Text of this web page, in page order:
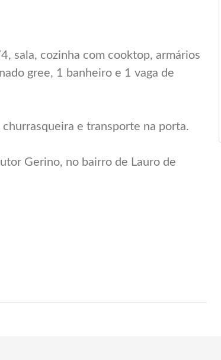
sala, cozinha com cooktop, armários
gree, 1 banheiro e 1 vaga de
e transporte na porta.
Gerino, no bairro de Lauro de